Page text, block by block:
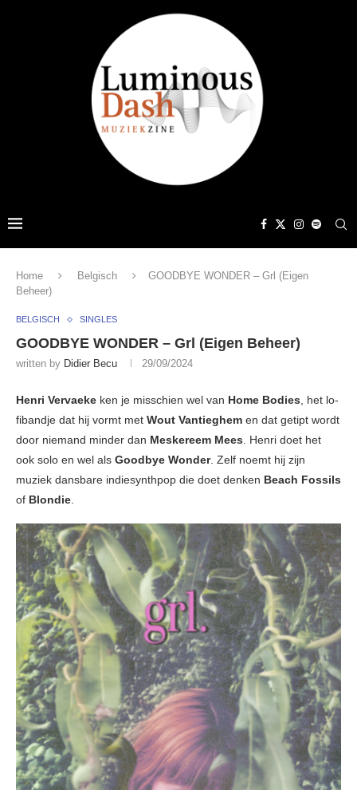
Home Belgisch
GOODBYE WONDER – Grl (Eigen
Beheer)
BELGISCH SINGLES
GOODBYE WONDER – Grl (Eigen Beheer)
written by Didier Becu 29/09/2024
Henri Vervaeke ken je misschien wel van Home Bodies, het lo-
fibandje dat hij vormt met Wout Vantieghem en dat getipt wordt
door niemand minder dan Meskereem Mees. Henri doet het
ook solo en wel als Goodbye Wonder. Zelf noemt hij zijn
muziek dansbare indiesynthpop die doet denken Beach Fossils
of Blondie.